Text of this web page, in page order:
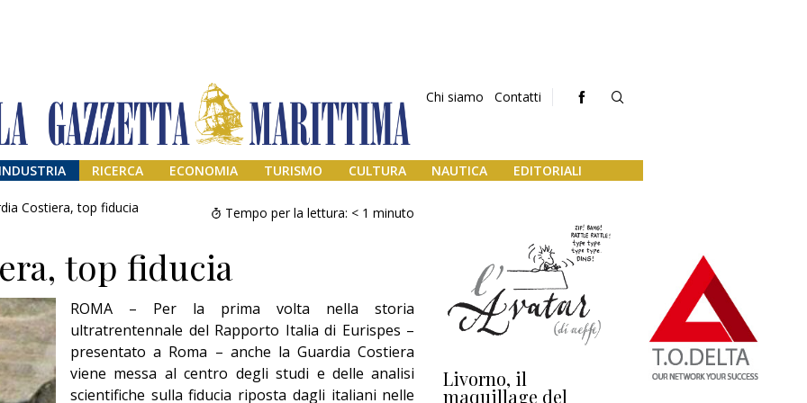
Chi siamo Contatti
RICERCA ECONOMIA TURISMO CULTURA NAUTICA EDITORIALI
Costiera, top fiducia Tempo per la lettura: < 1 minuto
top fiducia
ROMA – Per la prima volta nella storia
ultratrentennale del Rapporto Italia di Eurispes –
presentato a Roma – anche la Guardia Costiera
viene messa al centro degli studi e delle analisi
scientifiche sulla fiducia riposta dagli italiani nelle
Addio amico
Giorgio
Livorno, il
maquillage del
L’uscita di scena di